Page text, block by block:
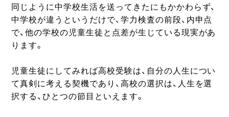
同じように中学校生活を送ってきたにもかかわらず、
中学校が違うというだけで、学力検査の前段、内申点
で、他の学校の児童生徒と点差が生じている現実があ
ります。
児童生徒にしてみれば高校受験は、自分の人生につい
て真剣に考える契機であり、高校の選択は、人生を選
択する、ひとつの節目といえます。